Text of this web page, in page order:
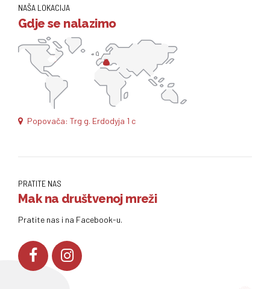
NAŠA LOKACIJA
Gdje se nalazimo
Popovača: Trg g. Erdodyja 1 c
PRATITE NAS
Mak na društvenoj mreži
Pratite nas i na Facebook-u.